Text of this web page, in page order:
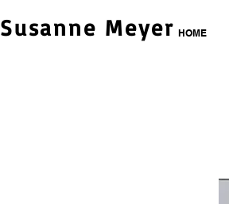
Susanne Meyer HOME